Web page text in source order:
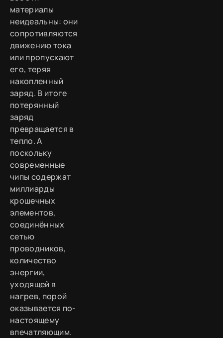
материалы
неидеальны: они
сопротивляются
движению тока
или пропускают
его, теряя
накопленный
заряд. В итоге
потерянный
заряд
превращается в
тепло. А
поскольку
современные
чипы содержат
миллиарды
крошечных
элементов,
соединённых
сетью
проводников,
количество
энергии,
уходящей в
нагрев, порой
оказывается по-
настоящему
впечатляющим.